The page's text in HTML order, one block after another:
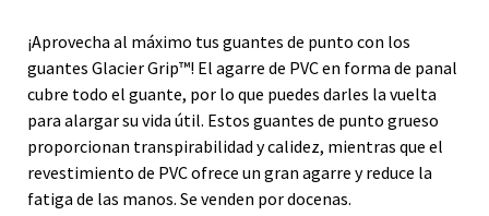
¡Aprovecha al máximo tus guantes de punto con los
guantes Glacier Grip™! El agarre de PVC en forma de panal
cubre todo el guante, por lo que puedes darles la vuelta
para alargar su vida útil. Estos guantes de punto grueso
proporcionan transpirabilidad y calidez, mientras que el
revestimiento de PVC ofrece un gran agarre y reduce la
fatiga de las manos. Se venden por docenas.